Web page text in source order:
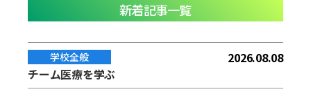
新着記事一覧
学校全般
2026.08.08
チーム医療を学ぶ